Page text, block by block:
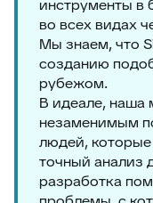
инструменты в
во всех видах
Мы знаем, что
созданию
рубежом.
В идеале, наша
незаменимым
людей,
точный анализ
разработка